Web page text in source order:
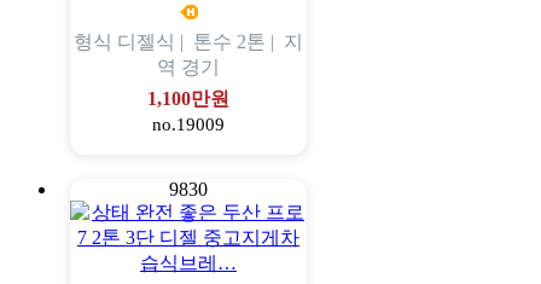
형식 디젤식 | 톤수 2톤 | 지
역 경기
1,100만원
no.19009
9830